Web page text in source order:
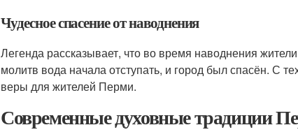
Чудесное спасение от наводнения
Легенда рассказывает, что во время наводнения
молитв вода начала отступать, и город был спасён. С
веры для жителей Перми.
Современные духовные традиции